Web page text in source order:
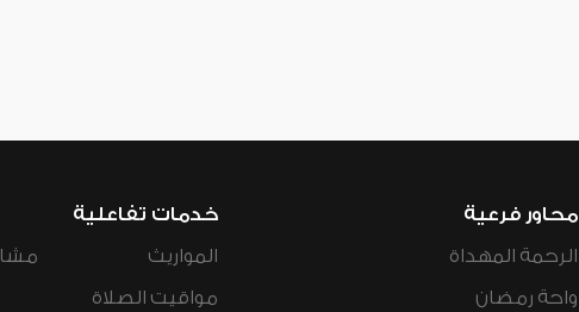
محاور فرعية
الرحمة المهداة
واحة رمضان
خدمات تفاعلية
المواريث
مواقيت الصلاة